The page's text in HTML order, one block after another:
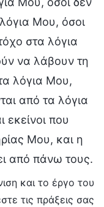
Μου, όσοι
στα λόγια
να λάβουν τη
λόγια Μου,
από τα λόγια
εκείνοι που
Μου, και η
από πάνω τους.
και το έργο του
τις πράξεις σας